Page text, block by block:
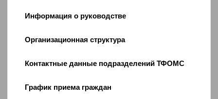
Информация о руководстве
Организационная структура
Контактные данные подразделений ТФОМС
График приема граждан